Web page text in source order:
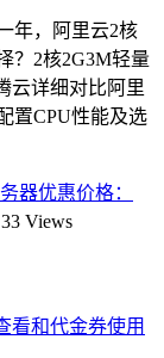
年，阿里云2核
？2核2G3M轻量
云详细对比阿里
置CPU性能及选
器优惠价格：
33 Views
看和代金券使用